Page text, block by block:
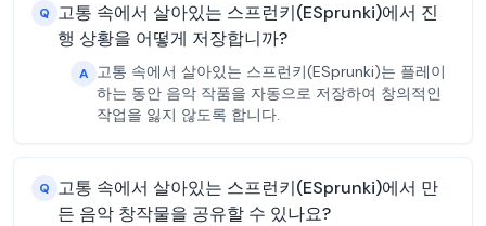
Q 고통 속에서 살아있는 스프런키(ESprunki)에서 진
행 상황을 어떻게 저장합니까?
A 고통 속에서 살아있는 스프런키(ESprunki)는 플레이
하는 동안 음악 작품을 자동으로 저장하여 창의적인
작업을 잃지 않도록 합니다.
Q 고통 속에서 살아있는 스프런키(ESprunki)에서 만
든 음악 창작물을 공유할 수 있나요?